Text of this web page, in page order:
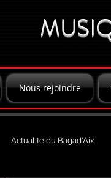
Nous rejoindre
Actualité du Bagad'Aix